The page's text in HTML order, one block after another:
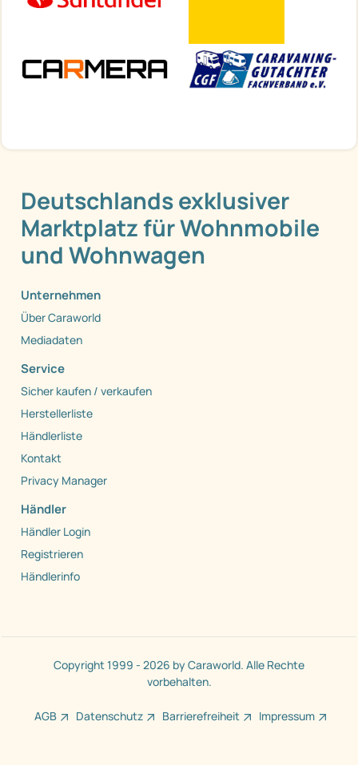
Deutschlands exklusiver
Marktplatz für Wohnmobile
und Wohnwagen
Unternehmen
Über Caraworld
Mediadaten
Service
Sicher kaufen / verkaufen
Herstellerliste
Händlerliste
Kontakt
Privacy Manager
Händler
Händler Login
Registrieren
Händlerinfo
Copyright 1999 - 2026 by Caraworld. Alle Rechte
vorbehalten.
AGB Datenschutz Barrierefreiheit Impressum